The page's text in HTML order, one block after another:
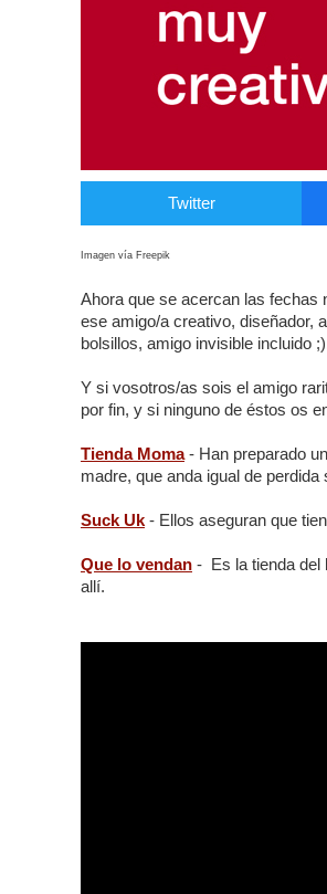
Twitter
Imagen vía Freepik
Ahora que se acercan las fechas
ese amigo/a creativo, diseñador,
bolsillos, amigo invisible incluido
Y si vosotros/as sois el amigo
por fin, y si ninguno de éstos os
Tienda Moma- Han preparado
madre, que anda igual de perdida
Suck Uk - Ellos aseguran que
Que lo vendan - Es la tienda del
allí.